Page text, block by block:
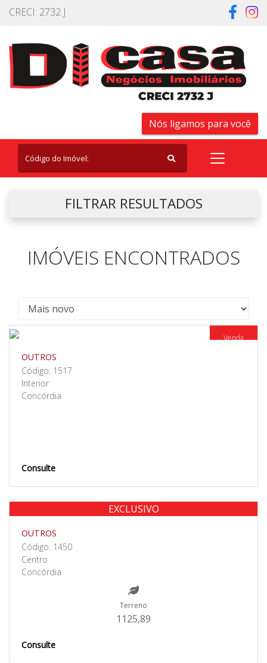
CRECI: 2732 J
Nós ligamos para você
FILTRAR RESULTADOS
IMÓVEIS ENCONTRADOS
Venda
OUTROS
Código: 1517
Interior
Concórdia
Consulte
Venda
EXCLUSIVO
OUTROS
Código: 1450
Centro
Concórdia
Terreno
1125,89
Consulte